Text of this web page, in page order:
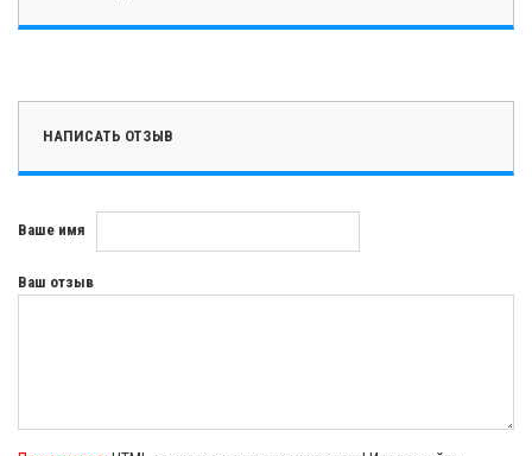
НАПИСАТЬ ОТЗЫВ
Ваше имя
Ваш отзыв